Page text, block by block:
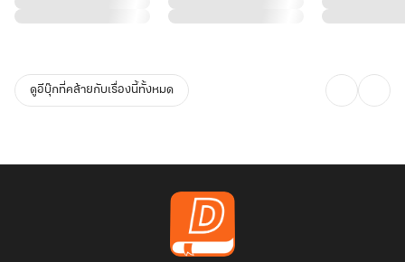
ดูอีบุ๊กที่คล้ายกับเรื่องนี้ทั้งหมด